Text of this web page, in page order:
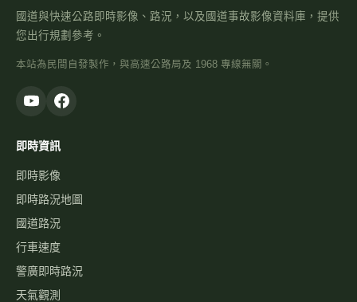
國道與快速公路即時影像、路況，以及國道事故影像資料庫，提供
您出行規劃參考。
本站為民間自發製作，與高速公路局及 1968 專線無關。
即時資訊
即時影像
即時路況地圖
國道路況
行車速度
警廣即時路況
天氣觀測